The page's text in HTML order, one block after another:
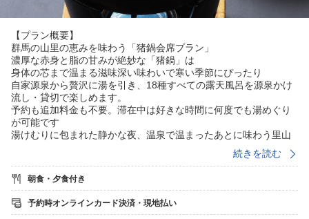
【プラン概要】
群馬の山里の恵みを味わう「猪鍋会席プラン」
濃厚な赤身と脂の甘みが絶妙な「猪鍋」は
身体の芯まで温まる滋味深い味わいで寒い季節にぴったり
自家源泉から贅沢に湯を引き、18種すべての露天風呂を源泉かけ
流し・貸切で楽しめます。
予約も追加料金も不要。滞在中は好きな時間に何度でも湯めぐり
が可能です
湯けむりに包まれた静かな夜、温泉で温まったあとに味わう里山
【お風呂】
龍洞の最大の魅力は、“湯めぐりテーマパーク”の名にふさわしい全
18種類の源泉100％かけ流しの貸切露天風呂。
湯けむりと自然に包まれる、特別な温泉体験をお楽しみくださ
続きを読む
朝食・夕食付き
予約時オンラインカード決済・現地払い